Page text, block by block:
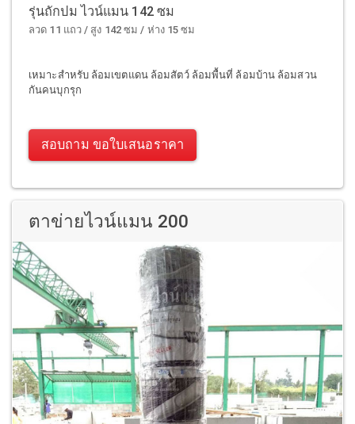
รุ่นถักปม ไวน์แมน 142 ซม
ลวด 11 แถว / สูง 142 ซม / ห่าง 15 ซม
เหมาะสำหรับ ล้อมเขตแดน ล้อมสัตว์ ล้อมพื้นที่ ล้อมบ้าน ล้อมสวน
กันคนบุกรุก
สอบถาม ขอใบเสนอราคา
ตาข่ายไวน์แมน 200